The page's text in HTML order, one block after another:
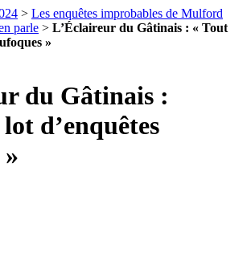
> Les enquêtes improbables de Mulford
parle > L’Éclaireur du Gâtinais : « Tout
»
du Gâtinais :
d’enquêtes